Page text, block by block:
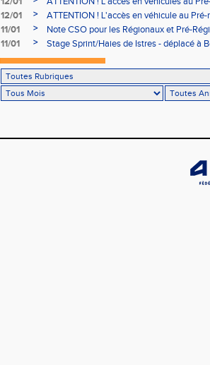
Bains sera réglementé
12/01 >
ATTENTION ! L'accès en véhicule au
Bains sera réglementé
11/01 >
Note CSO pour les Régionaux et Pré-
11/01
> Stage Sprint/Haies de Istres - déplacé à